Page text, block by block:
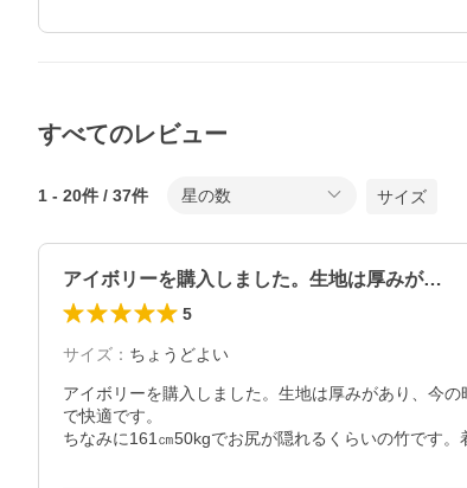
すべてのレビュー
1 - 20件 / 37件 星の数 サイズ
アイボリーを購入しました。生地は厚みが…
5
サイズ ： ちょうどよい
アイボリーを購入しました。生地は厚みがあり、今
で快適です。
ちなみに161㎝50kgでお尻が隠れるくらいの竹です。